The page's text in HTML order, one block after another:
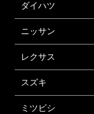
ダイハツ
ニッサン
レクサス
スズキ
ミツビシ